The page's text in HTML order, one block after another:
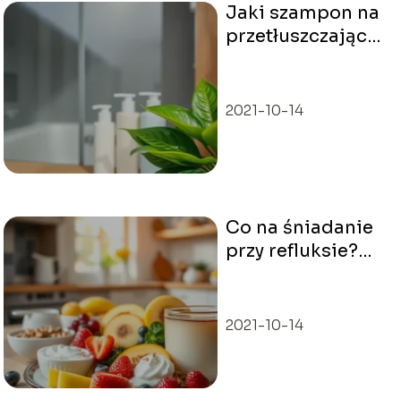
Jaki szampon na
przetłuszczające
porady!
2021-10-14
Co na śniadanie
przy refluksie?
propozycje!
2021-10-14